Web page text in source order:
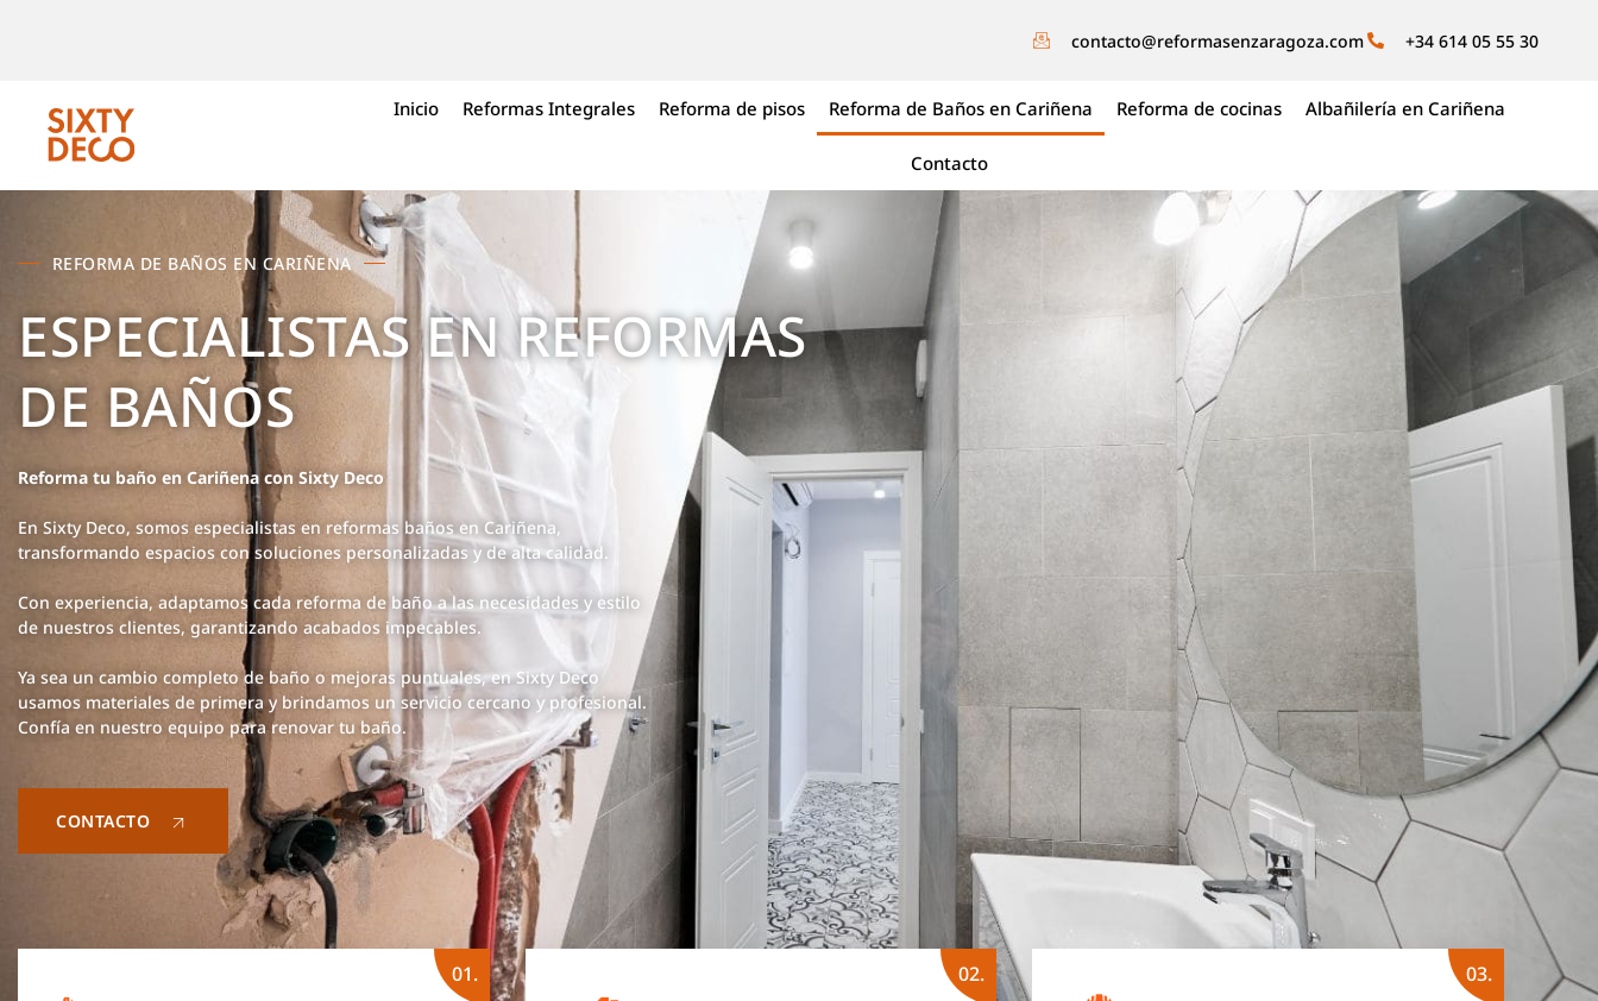
contacto@reformasenzaragoza.com +34 614 05 55 30
Inicio Reformas Integrales Reforma de pisos Reforma de Baños en Cariñena Reforma de cocinas Albañilería en Cariñena
Contacto
REFORMA DE BAÑOS EN CARIÑENA
ESPECIALISTAS EN REFORMAS
DE BAÑOS
Reforma tu baño en Cariñena con Sixty Deco
En Sixty Deco, somos especialistas en reformas baños en Cariñena,
transformando espacios con soluciones personalizadas y de alta calidad.
Con experiencia, adaptamos cada reforma de baño a las necesidades y estilo
de nuestros clientes, garantizando acabados impecables.
Ya sea un cambio completo de baño o mejoras puntuales, en Sixty Deco
usamos materiales de primera y brindamos un servicio cercano y profesional.
Confía en nuestro equipo para renovar tu baño.
CONTACTO
01.
02.
03.